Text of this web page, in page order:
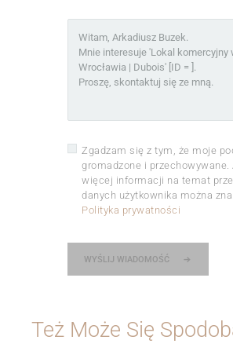
Zgadzam się z tym, że moje
gromadzone i przechowywane.
więcej informacji na temat
danych użytkownika można
Polityka prywatności
WYŚLIJ WIADOMOŚĆ
Też Może Się